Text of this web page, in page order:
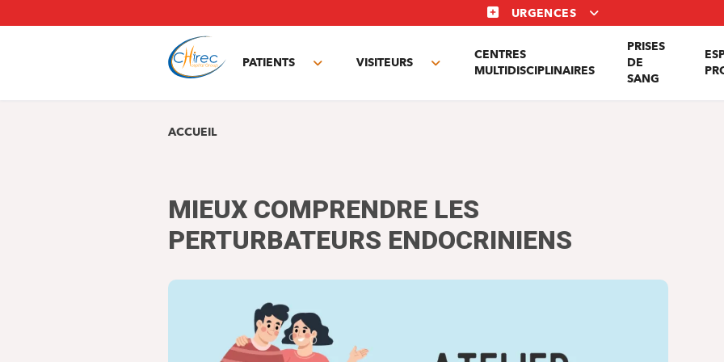
au
URGENCES
PATIENTS
Toggle
VISITEURS
Toggle
CENTRES
MULTIDISCIPLINAIRES
PRISES
DE
SANG
ACCUEIL
MIEUX COMPRENDRE LES
PERTURBATEURS ENDOCRINIENS